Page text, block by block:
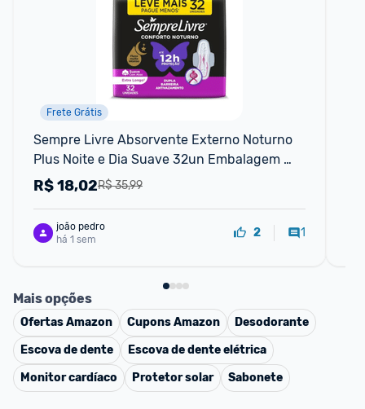
Frete Grátis
Sempre Livre Absorvente Externo Noturno
Plus Noite e Dia Suave 32un Embalagem
pode variarR$ 35,99
R$18,02
joão pedro
há 1 sem
2 1
Mais opções
OfertasAmazon CuponsAmazon
Desodorante
Escova de dente
Escova de dente elétrica
Monitor cardíaco
Protetor solar Sabonete